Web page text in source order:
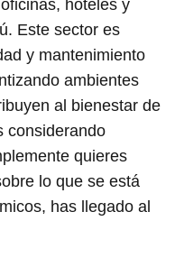
hoteles y
Este sector es
y mantenimiento
ambientes
al bienestar de
considerando
quieres
lo que se está
has llegado al